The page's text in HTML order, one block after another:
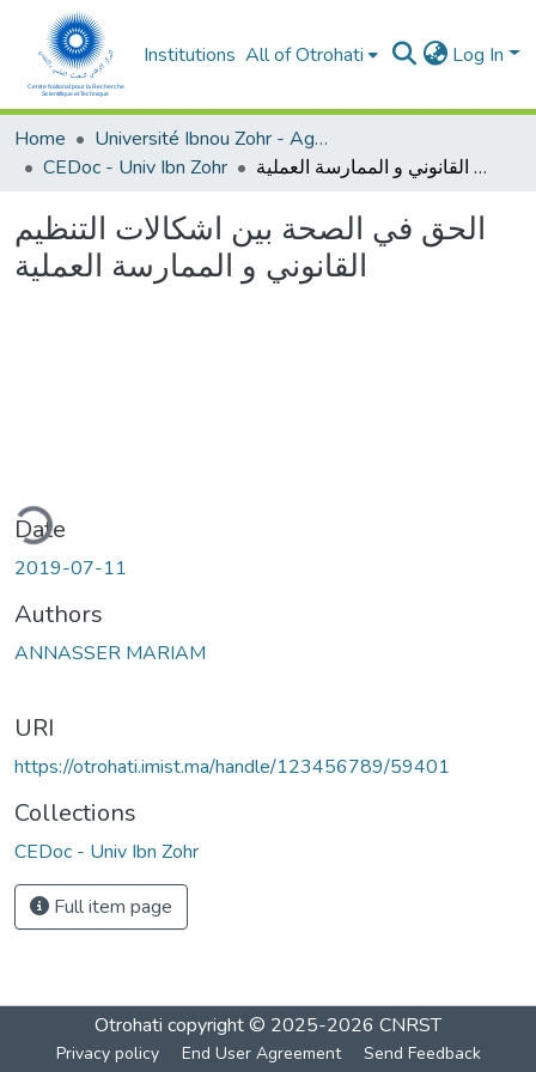
Institutions All of Otrohati Log In
Home
Université Ibnou Zohr - Agadir
CEDoc - Univ Ibn Zohr
الحق في الصحة بين اشكالات التنظيم القانوني و الممارسة العملية
الحق في الصحة بين اشكالات التنظيم
القانوني و الممارسة العملية
Date
2019-07-11
Authors
ANNASSER MARIAM
URI
https://otrohati.imist.ma/handle/123456789/59401
Collections
CEDoc - Univ Ibn Zohr
Full item page
Otrohati copyright © 2025-2026 CNRST
Privacy policy End User Agreement Send Feedback